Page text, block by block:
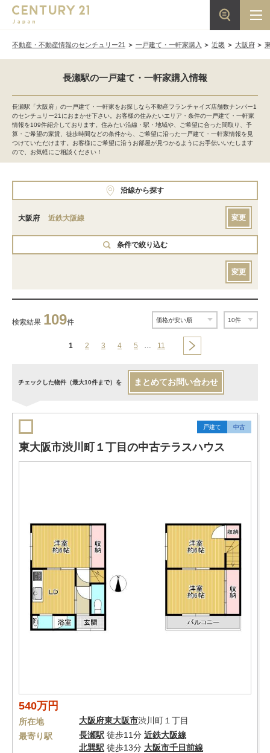
不動産・不動産情報のセンチュリー21 一戸建て・一軒家購入 近畿 大阪府
長瀬駅の一戸建て・一軒家購入情報
長瀬駅「大阪府」の一戸建て・一軒家をお探しなら不動産フランチャイズ店舗数ナンバー1
のセンチュリー21におまかせ下さい。お客様の住みたいエリア・条件の一戸建て・一軒家
情報を109件紹介しております。住みたい沿線・駅・地域や、ご希望に合った間取り、予
算・ご希望の家賃、徒歩時間などの条件から、ご希望に沿った一戸建て・一軒家情報を見
つけていただけます。お客様にご希望に沿うお部屋が見つかるようにお手伝いいたします
ので、お気軽にご相談ください！
沿線から探す
大阪府 近鉄大阪線 変更
条件で絞り込む
変更
検索結果 109件
1 2 3 4 5 … 11
チェックした物件（最大10件まで）を まとめてお問い合わせ
戸建て 中古
東大阪市渋川町１丁目の中古テラスハウス
540万円
所在地 大阪府東大阪市渋川町１丁目
最寄り駅
長瀬駅 徒歩11分 近鉄大阪線
北巽駅 徒歩13分 大阪市千日前線